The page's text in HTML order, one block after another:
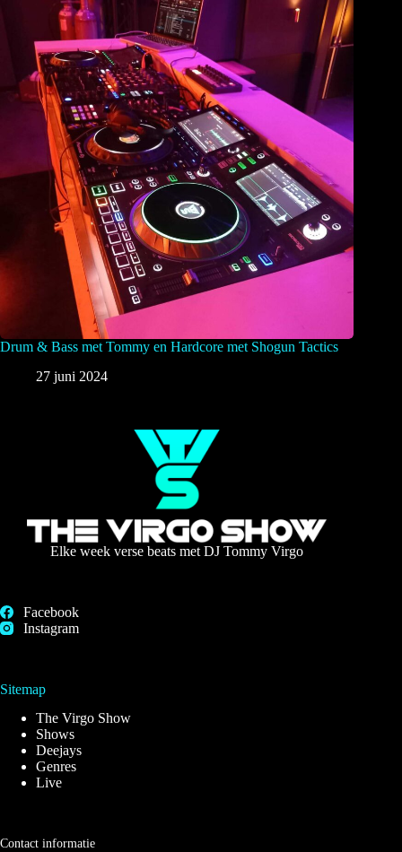
Drum & Bass met Tommy en Hardcore met Shogun Tactics
27 juni 2024
Elke week verse beats met DJ Tommy Virgo
Facebook
Instagram
Sitemap
The Virgo Show
Shows
Deejays
Genres
Live
Contact informatie